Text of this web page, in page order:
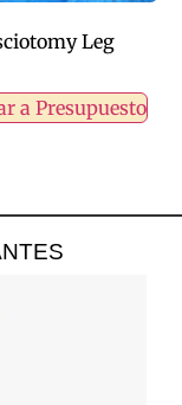
Leg
a Presupuesto